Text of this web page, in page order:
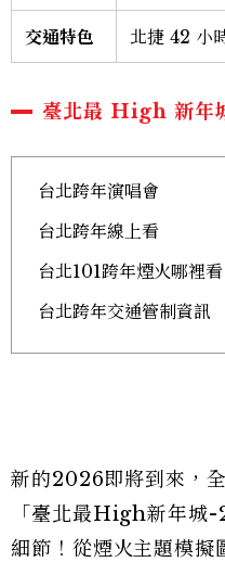
交通特色 北捷 42 小
臺北最 High 新年
台北跨年演唱會
台北跨年線上看
台北101跨年煙火哪裡看
台北跨年交通管制資訊
新的2026即將到來，
「臺北最High新年城
細節！從煙火主題模擬